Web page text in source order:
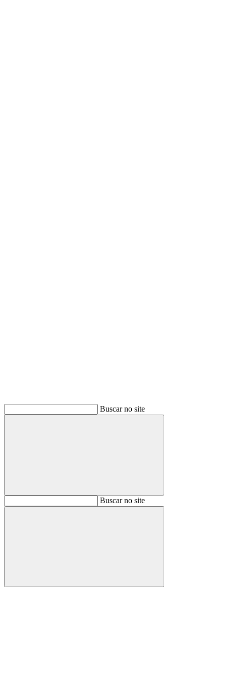
Buscar no site
BuscarBuscar no site
Buscar